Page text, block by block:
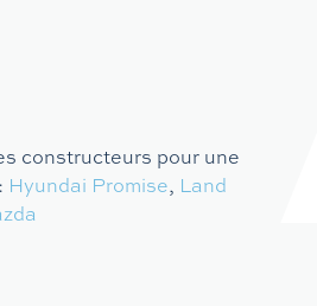
constructeurs pour une
Hyundai Promise Land